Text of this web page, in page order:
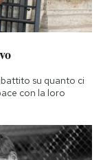
su quanto ci
con la loro